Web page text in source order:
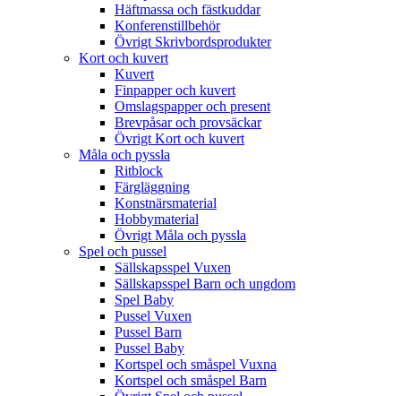
Häftmassa och fästkuddar
Konferenstillbehör
Övrigt Skrivbordsprodukter
Kort och kuvert
Kuvert
Finpapper och kuvert
Omslagspapper och present
Brevpåsar och provsäckar
Övrigt Kort och kuvert
Måla och pyssla
Ritblock
Färgläggning
Konstnärsmaterial
Hobbymaterial
Övrigt Måla och pyssla
Spel och pussel
Sällskapsspel Vuxen
Sällskapsspel Barn och ungdom
Spel Baby
Pussel Vuxen
Pussel Barn
Pussel Baby
Kortspel och småspel Vuxna
Kortspel och småspel Barn